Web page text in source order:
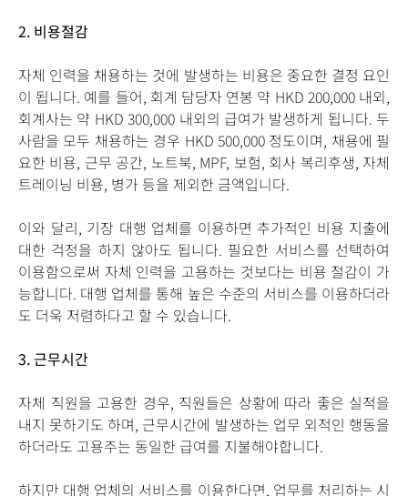
2. 비용절감
자체 인력을 채용하는 것에 발생하는 비용은 중요한 결정 요인
이 됩니다. 예를 들어, 회계 담당자 연봉 약 HKD 200,000 내외,
회계사는 약 HKD 300,000 내외의 급여가 발생하게 됩니다. 두
사람을 모두 채용하는 경우 HKD 500,000 정도이며, 채용에 필
요한 비용, 근무 공간, 노트북, MPF, 보험, 회사 복리후생, 자체
트레이닝 비용, 병가 등을 제외한 금액입니다.
이와 달리, 기장 대행 업체를 이용하면 추가적인 비용 지출에
대한 걱정을 하지 않아도 됩니다. 필요한 서비스를 선택하여
이용함으로써 자체 인력을 고용하는 것보다는 비용 절감이 가
능합니다. 대행 업체를 통해 높은 수준의 서비스를 이용하더라
도 더욱 저렴하다고 할 수 있습니다.
3.근무시간
자체 직원을 고용한 경우, 직원들은 상황에 따라 좋은 실적을
내지 못하기도 하며, 근무시간에 발생하는 업무 외적인 행동을
하더라도 고용주는 동일한 급여를 지불해야합니다.
하지만 대행 업체의 서비스를 이용한다면, 업무를 처리하는 시